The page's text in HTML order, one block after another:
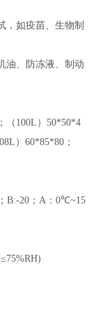
，如疫苗、生物制
油、防冻液、制动
（100L）50*50*4
）60*85*80；
B:-20；A：0℃~15